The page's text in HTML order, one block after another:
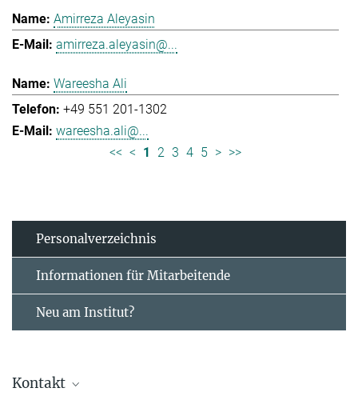
Amirreza Aleyasin
amirreza.aleyasin@...
Wareesha Ali
+49 551 201-1302
wareesha.ali@...
<< < 1 2 3 4 5 > >>
Personal­verzeichnis
Informationen für Mitarbeitende
Neu am Institut?
Kontakt